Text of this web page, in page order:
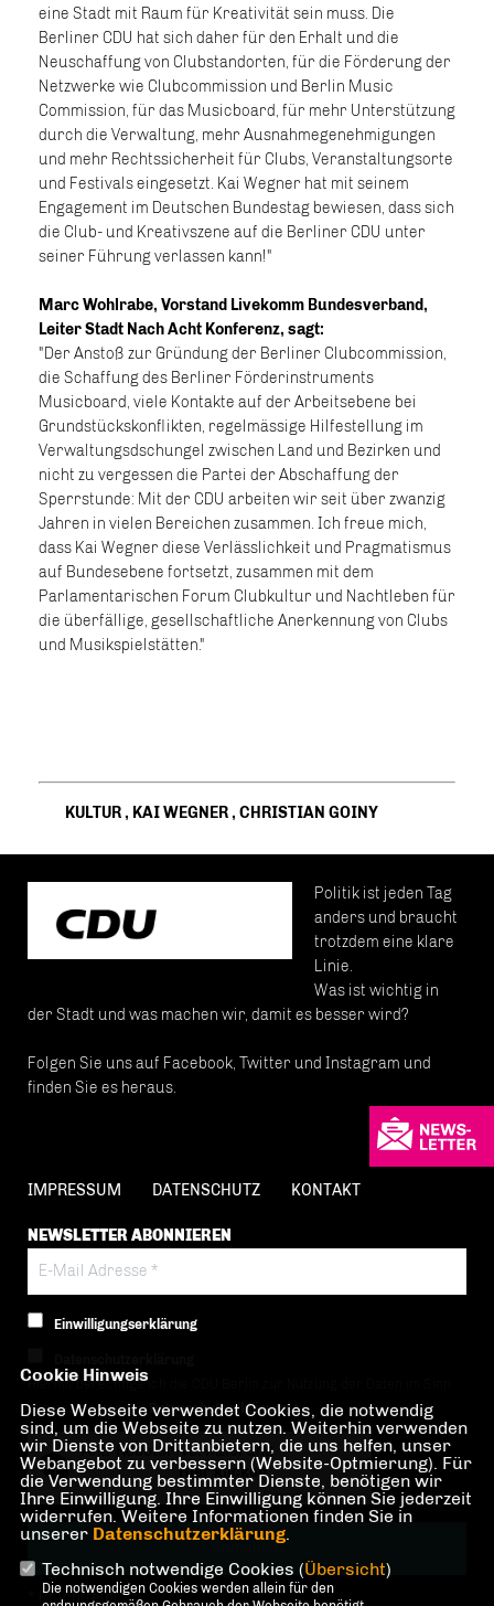
eine Stadt mit Raum für Kreativität sein muss. Die
Berliner CDU hat sich daher für den Erhalt und die
Neuschaffung von Clubstandorten, für die Förderung der
Netzwerke wie Clubcommission und Berlin Music
Commission, für das Musicboard, für mehr Unterstützung
durch die Verwaltung, mehr Ausnahmegenehmigungen
und mehr Rechtssicherheit für Clubs, Veranstaltungsorte
und Festivals eingesetzt. Kai Wegner hat mit seinem
Engagement im Deutschen Bundestag bewiesen, dass sich
die Club- und Kreativszene auf die Berliner CDU unter
seiner Führung verlassen kann!"
Marc Wohlrabe, Vorstand Livekomm Bundesverband,
Leiter Stadt Nach Acht Konferenz, sagt:
"Der Anstoß zur Gründung der Berliner Clubcommission,
die Schaffung des Berliner Förderinstruments
Musicboard, viele Kontakte auf der Arbeitsebene bei
Grundstückskonflikten, regelmässige Hilfestellung im
Verwaltungsdschungel zwischen Land und Bezirken und
nicht zu vergessen die Partei der Abschaffung der
Sperrstunde: Mit der CDU arbeiten wir seit über zwanzig
Jahren in vielen Bereichen zusammen. Ich freue mich,
dass Kai Wegner diese Verlässlichkeit und Pragmatismus
auf Bundesebene fortsetzt, zusammen mit dem
Parlamentarischen Forum Clubkultur und Nachtleben für
die überfällige, gesellschaftliche Anerkennung von Clubs
und Musikspielstätten."
KULTUR, KAI WEGNER, CHRISTIAN GOINY
Politik ist jeden Tag
anders und braucht
trotzdem eine klare
Linie.
Was ist wichtig in
der Stadt und was machen wir, damit es besser wird?
Folgen Sie uns auf Facebook, Twitter und Instagram und
finden Sie es heraus.
IMPRESSUM DATENSCHUTZ KONTAKT
NEWSLETTER ABONNIEREN
Einwilligungserklärung
Hiermit berechtige ich die CDU Berlin zur Nutzung der Daten im Sinn
der nachfolgenden Datenschutzerklärung.*
Anti-Roboter-Verifizierung
Hier klicken
Friendly Captcha ⇗
* Pflichtfeld!
Cookie Hinweis
Diese Webseite verwendet Cookies, die notwendig
sind, um die Webseite zu nutzen. Weiterhin verwenden
wir Dienste von Drittanbietern, die uns helfen, unser
Webangebot zu verbessern (Website-Optmierung). Für
die Verwendung bestimmter Dienste, benötigen wir
Ihre Einwilligung. Ihre Einwilligung können Sie jederzeit
widerrufen. Weitere Informationen finden Sie in
unserer Datenschutzerklärung.
Technisch notwendige Cookies (Übersicht)
Die notwendigen Cookies werden allein für den